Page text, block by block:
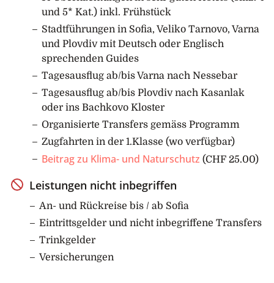
Mittelalter kennen. Spektakulär und wild-romantisch
liegt sie geteilt durch den Fluss Yantra an den Hängen
der gleichnamigen Schlucht. Sie sehen u.a. das
Künstler- und Händlerquartier und den
Zarevetshügel, Sitz der ehemaligen Zaren. Fahrt nach
Arbanassi, dessen Häuser mit ihren schweren Pforten
wie Festungen erscheinen. Die Kirche der Christi
Geburt ist die älteste und sie gleicht einer Galerie mit
über 3’500 meisterhaft gemalten Figuren und
biblischer Szenen – alles Werke unbekannter Maler
aus Tarnovo. Rückfahrt nach Veliko Tarnovo.
Übernachtung wie am Vortag.
6. Tag: Fahrt ans Schwarze Meer
Am Morgen organisierter Transfer zum Bahnhof
Kornkammer Bulgariens nach Varna. Die drittgrösste
Stadt des Landes ist nicht nur ein wichtiger Hafen,
und 5* Kat.) inkl. Frühstück
Stadtführungen in Sofia, Veliko Tarnovo, Varna
und Plovdiv mit Deutsch oder Englisch
sprechenden Guides
Tagesausflug ab/bis Varna nach Nessebar
Tagesausflug ab/bis Plovdiv nach Kasanlak
oder ins Bachkovo Kloster
Organisierte Transfers gemäss Programm
Zugfahrten in der 1.Klasse (wo verfügbar)
Beitrag zu Klima- und Naturschutz (CHF 25.00)
Leistungen nicht inbegriffen
An- und Rückreise bis / ab Sofia
Eintrittsgelder und nicht inbegriffene Transfers
Trinkgelder
Versicherungen